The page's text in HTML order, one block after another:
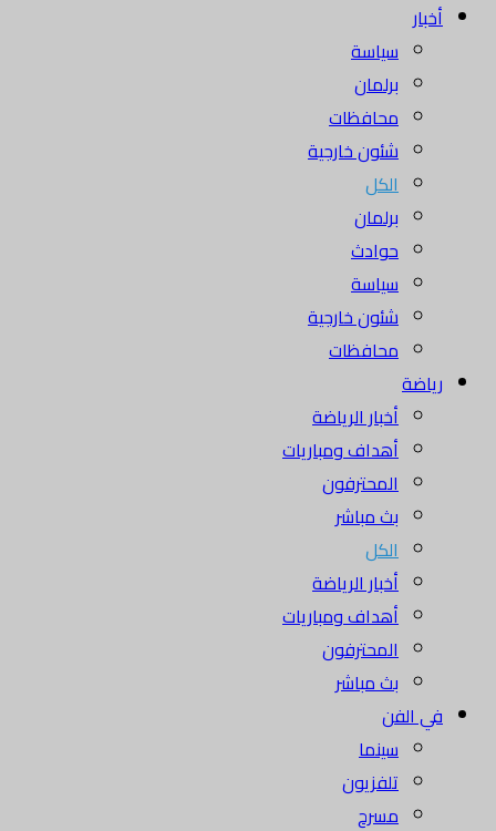
أخبار
سياسة
برلمان
محافظات
شئون خارجية
الكل
برلمان
حوادث
سياسة
شئون خارجية
محافظات
رياضة
أخبار الرياضة
أهداف ومباريات
المحترفون
بث مباشر
الكل
أخبار الرياضة
أهداف ومباريات
المحترفون
بث مباشر
في الفن
سينما
تلفزيون
مسرح